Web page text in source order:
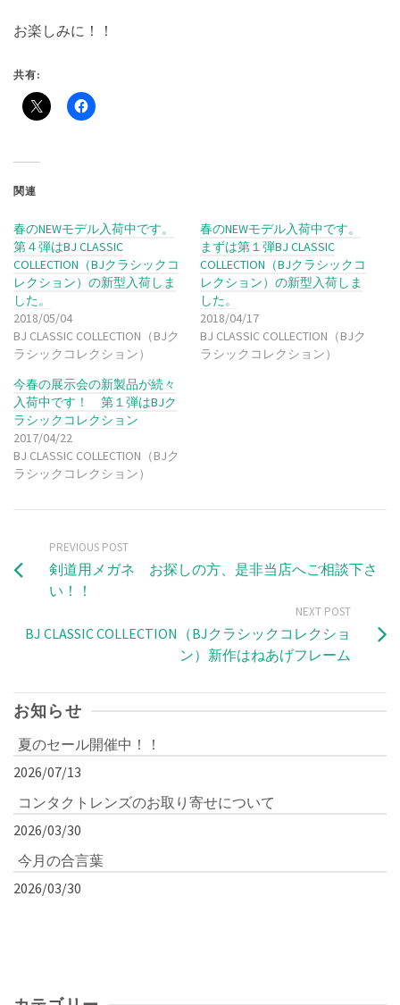
お楽しみに！！
共有:
関連
春のNEWモデル入荷中です。
第４弾はBJ CLASSIC
COLLECTION（BJクラシックコ
レクション）の新型入荷しま
した。
2018/05/04
BJ CLASSIC COLLECTION（BJク
ラシックコレクション）
春のNEWモデル入荷中です。
まずは第１弾BJ CLASSIC
COLLECTION（BJクラシックコ
レクション）の新型入荷しま
した。
2018/04/17
BJ CLASSIC COLLECTION（BJク
ラシックコレクション）
今春の展示会の新製品が続々
入荷中です！ 第１弾はBJク
ラシックコレクション
2017/04/22
BJ CLASSIC COLLECTION（BJク
ラシックコレクション）
PREVIOUS POST
剣道用メガネ お探しの方、是非当店へご相談下さ
い！！
NEXT POST
BJ CLASSIC COLLECTION（BJクラシックコレクショ
ン）新作はねあげフレーム
お知らせ
夏のセール開催中！！
2026/07/13
コンタクトレンズのお取り寄せについて
2026/03/30
今月の合言葉
2026/03/30